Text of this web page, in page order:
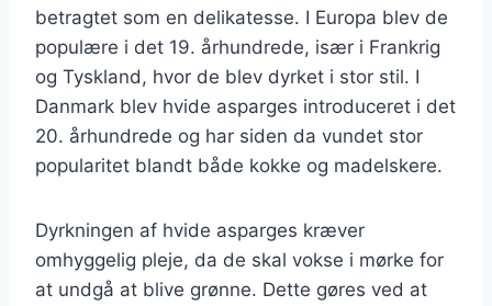
betragtet som en delikatesse. I Europa blev de
populære i det 19. århundrede, især i Frankrig
og Tyskland, hvor de blev dyrket i stor stil. I
Danmark blev hvide asparges introduceret i det
20. århundrede og har siden da vundet stor
popularitet blandt både kokke og madelskere.
Dyrkningen af hvide asparges kræver
omhyggelig pleje, da de skal vokse i mørke for
at undgå at blive grønne. Dette gøres ved at